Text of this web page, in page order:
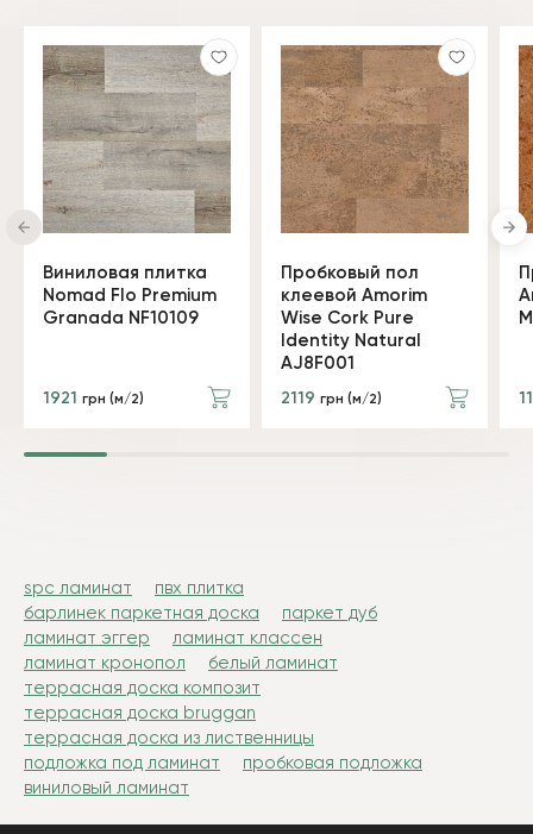
Виниловая плитка
Nomad Flo Premium
Granada NF10109
1921 грн (м/2)
Пробковый пол
клеевой Amorim
Wise Cork Pure
Identity Natural
AJ8F001
2119 грн (м/2)
spc ламинат
пвх плитка
барлинек паркетная доска
паркет дуб
ламинат эггер
ламинат классен
ламинат кронопол
белый ламинат
террасная доска композит
террасная доска bruggan
террасная доска из лиственницы
подложка под ламинат
пробковая подложка
виниловый ламинат